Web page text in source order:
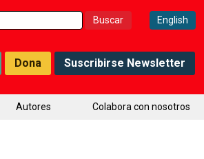
English
Dona Suscribirse Newsletter
Autores Colabora con nosotros